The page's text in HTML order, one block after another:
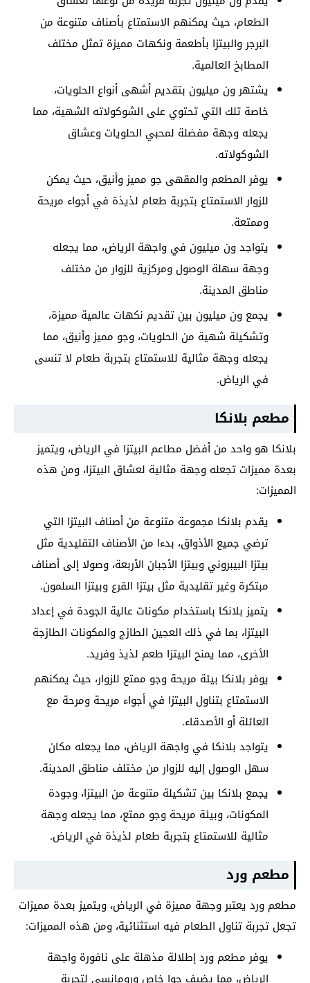
الطعام، حيث يمكنهم الاستمتاع بأصناف متنوعة من
البرجر والبيتزا بأطعمة ونكهات مميزة تمثل مختلف
المطابخ العالمية.
يشتهر ون ميليون بتقديم أشهى أنواع الحلويات،
خاصة تلك التي تحتوي على الشوكولاته الشهية، مما
يجعله وجهة مفضلة لمحبي الحلويات وعشاق
الشوكولاته.
يوفر المطعم والمقهى جو مميز وأنيق، حيث يمكن
للزوار الاستمتاع بتجربة طعام لذيذة في أجواء مريحة
وممتعة.
يتواجد ون ميليون في واجهة الرياض، مما يجعله
وجهة سهلة الوصول ومركزية للزوار من مختلف
مناطق المدينة.
يجمع ون ميليون بين تقديم نكهات عالمية مميزة،
وتشكيلة شهية من الحلويات، وجو مميز وأنيق، مما
يجعله وجهة مثالية للاستمتاع بتجربة طعام لا تنسى
في الرياض.
مطعم بلانكا
بلانكا هو واحد من أفضل مطاعم البيتزا في الرياض، ويتميز
بعدة مميزات تجعله وجهة مثالية لعشاق البيتزا، ومن هذه
المميزات:
يقدم بلانكا مجموعة متنوعة من أصناف البيتزا التي
ترضي جميع الأذواق، بدءا من الأصناف التقليدية مثل
بيتزا البيبروني وبيتزا الأجبان الأربعة، وصولا إلى أصناف
مبتكرة وغير تقليدية مثل بيتزا القرع وبيتزا السلمون.
يتميز بلانكا باستخدام مكونات عالية الجودة في إعداد
البيتزا، بما في ذلك العجين الطازج والمكونات الطازجة
الأخرى، مما يمنح البيتزا طعم لذيذ وفريد.
يوفر بلانكا بيئة مريحة وجو ممتع للزوار، حيث يمكنهم
الاستمتاع بتناول البيتزا في أجواء مريحة ومرحة مع
العائلة أو الأصدقاء.
يتواجد بلانكا في واجهة الرياض، مما يجعله مكان
سهل الوصول إليه للزوار من مختلف مناطق المدينة.
يجمع بلانكا بين تشكيلة متنوعة من البيتزا، وجودة
المكونات، وبيئة مريحة وجو ممتع، مما يجعله وجهة
مثالية للاستمتاع بتجربة طعام لذيذة في الرياض.
مطعم ورد
مطعم ورد يعتبر وجهة مميزة في الرياض، ويتميز بعدة مميزات
تجعل تجربة تناول الطعام فيه استثنائية، ومن هذه المميزات:
يوفر مطعم ورد إطلالة مذهلة على نافورة واجهة
الرياض، مما يضيف جوا خاص ورومانسي لتجربة